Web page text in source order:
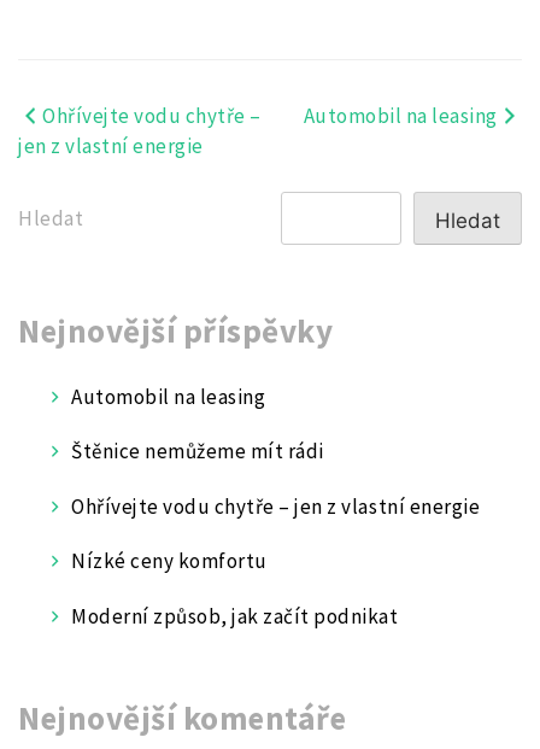
Navigace
příspěvek
Ohřívejte vodu chytře –
jen z vlastní energie
Automobil na leasing
Hledat Hledat
Nejnovější příspěvky
Automobil na leasing
Štěnice nemůžeme mít rádi
Ohřívejte vodu chytře – jen z vlastní energie
Nízké ceny komfortu
Moderní způsob, jak začít podnikat
Nejnovější komentáře